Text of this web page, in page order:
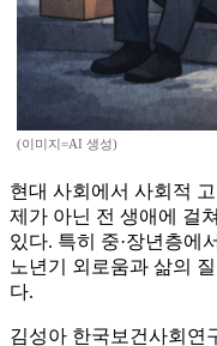
(이미지=AI 생성)
현대 사회에서 사회적
제가 아닌 전 생애에 걸
있다. 특히 중·장년층에
노년기 외로움과 삶의
다.
김성아 한국보건사회연